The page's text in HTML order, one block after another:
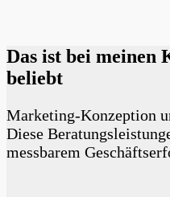
Das ist bei meinen
beliebt
Marketing-Konzeption
Diese
messbarem